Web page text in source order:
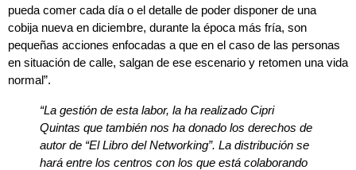
pueda comer cada día o el detalle de poder disponer de una
cobija nueva en diciembre, durante la época más fría, son
pequeñas acciones enfocadas a que en el caso de las personas
en situación de calle, salgan de ese escenario y retomen una vida
normal”.
“La gestión de esta labor, la ha realizado Cipri
Quintas que también nos ha donado los derechos de
autor de “El Libro del Networking”. La distribución se
hará entre los centros con los que está colaborando